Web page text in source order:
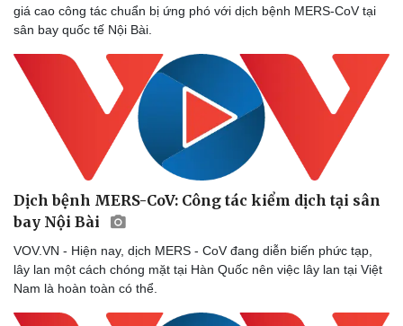
giá cao công tác chuẩn bị ứng phó với dịch bệnh MERS-CoV tại
sân bay quốc tế Nội Bài.
Dịch bệnh MERS-CoV: Công tác kiểm dịch tại sân
bay Nội Bài
VOV.VN - Hiện nay, dịch MERS - CoV đang diễn biến phức tạp,
lây lan một cách chóng mặt tại Hàn Quốc nên việc lây lan tại Việt
Nam là hoàn toàn có thể.